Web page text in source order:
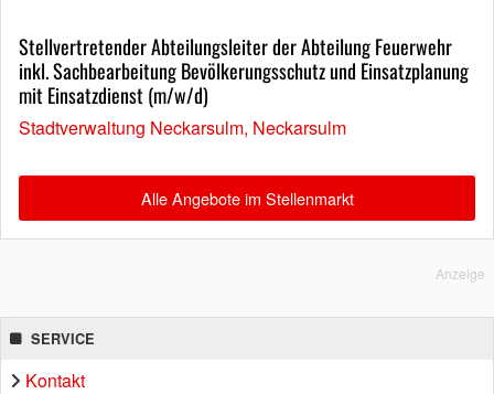
Stellvertretender Abteilungsleiter der Abteilung Feuerwehr
inkl. Sachbearbeitung Bevölkerungsschutz und Einsatzplanung
mit Einsatzdienst (m/w/d)
Stadtverwaltung Neckarsulm, Neckarsulm
Alle Angebote im Stellenmarkt
Anzeige
SERVICE
Kontakt